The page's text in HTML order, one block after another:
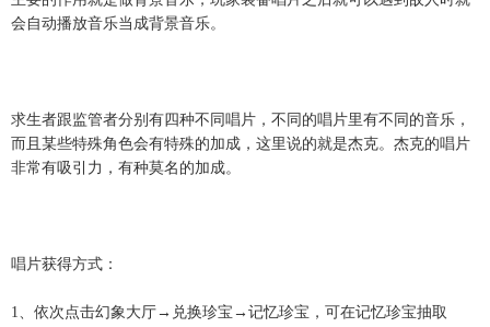
会自动播放音乐当成背景音乐。
求生者跟监管者分别有四种不同唱片，不同的唱片里有不同的音乐，
而且某些特殊角色会有特殊的加成，这里说的就是杰克。杰克的唱片
非常有吸引力，有种莫名的加成。
唱片获得方式：
1、依次点击幻象大厅→兑换珍宝→记忆珍宝，可在记忆珍宝抽取